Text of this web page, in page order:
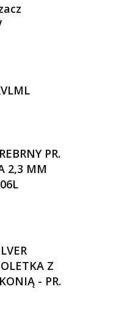
PR.
2,3 MM
Z
- PR.